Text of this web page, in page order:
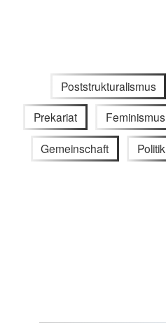
Poststrukturalismus
Prekariat Feminismus
Gemeinschaft Politik